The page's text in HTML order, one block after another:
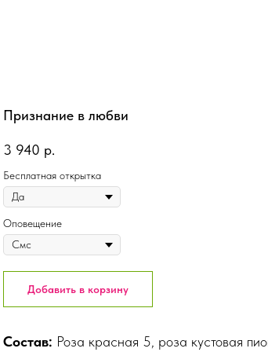
Признание в любви
3 940 р.
Бесплатная открытка
Оповещение
Добавить в корзину
Состав: Роза красная 5, роза кустовая